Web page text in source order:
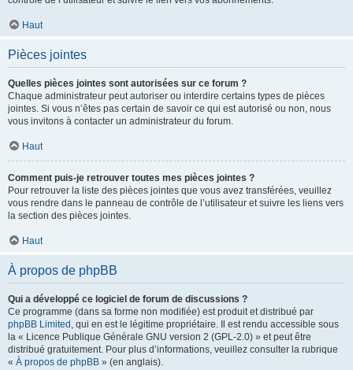
Haut
Pièces jointes
Quelles pièces jointes sont autorisées sur ce forum ?
Chaque administrateur peut autoriser ou interdire certains types de pièces
jointes. Si vous n’êtes pas certain de savoir ce qui est autorisé ou non, nous
vous invitons à contacter un administrateur du forum.
Haut
Comment puis-je retrouver toutes mes pièces jointes ?
Pour retrouver la liste des pièces jointes que vous avez transférées, veuillez
vous rendre dans le panneau de contrôle de l’utilisateur et suivre les liens vers
la section des pièces jointes.
Haut
À propos de phpBB
Qui a développé ce logiciel de forum de discussions ?
Ce programme (dans sa forme non modifiée) est produit et distribué par
phpBB Limited , qui en est le légitime propriétaire. Il est rendu accessible sous
la « Licence Publique Générale GNU version 2 (GPL-2.0) » et peut être
distribué gratuitement. Pour plus d’informations, veuillez consulter la rubrique
« À propos de phpBB » (en anglais).